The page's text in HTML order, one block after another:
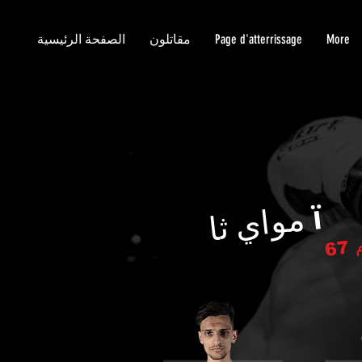
الصفحة الرئيسية مقاتلون Page d'atterrissage More
م
و
اي
ثاï
67